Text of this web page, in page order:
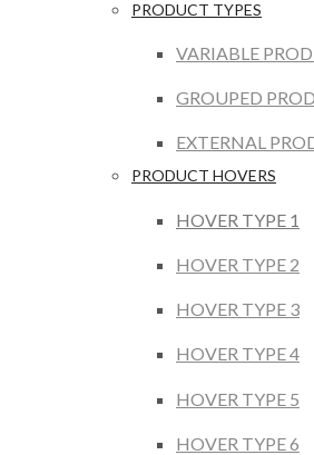
PRODUCT TYPES
VARIABLE
GROUPED
EXTERNAL
PRODUCT HOVERS
HOVER TYPE 1
HOVER TYPE 2
HOVER TYPE 3
HOVER TYPE 4
HOVER TYPE 5
HOVER TYPE 6